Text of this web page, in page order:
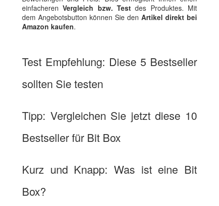
einfacherenVergleich bzw. Test des Produktes. Mit
dem Angebotsbutton können Sie den Artikel direkt bei
Amazon kaufen.
Test Empfehlung: Diese 5 Bestseller
sollten Sie testen
Tipp: Vergleichen Sie jetzt diese 10
Bestseller für Bit Box
Kurz und Knapp: Was ist eine Bit
Box?